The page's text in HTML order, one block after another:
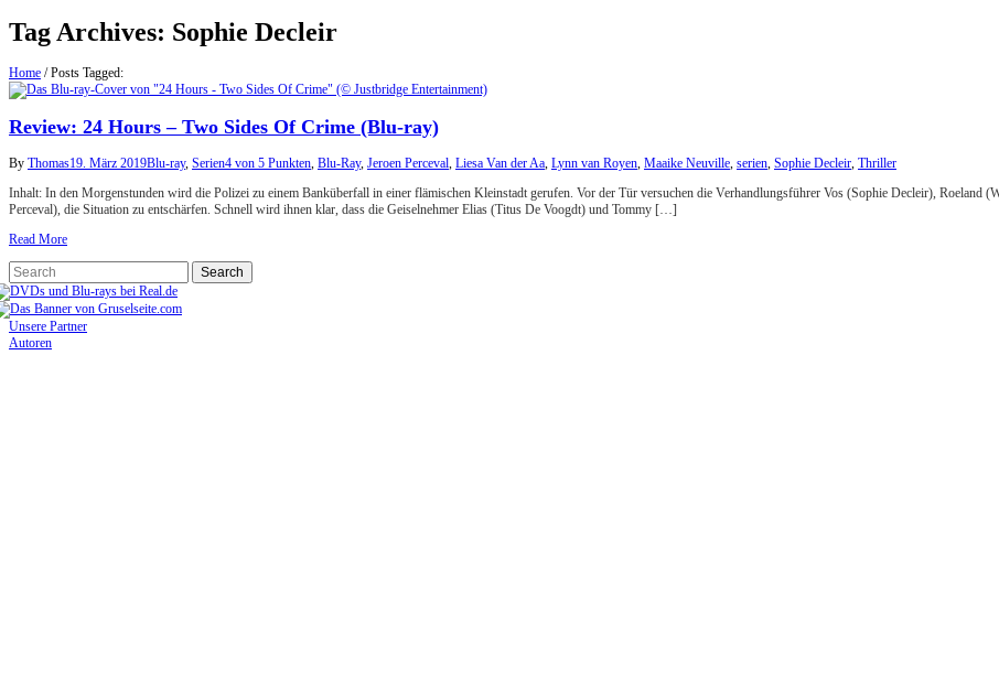
Tag Archives: Sophie Decleir
Home /Posts Tagged:
Review: 24 Hours – Two Sides Of Crime (Blu-ray)
By Thomas19. März 2019Blu-ray, Serien4 von 5 Punkten, Blu-Ray, Jeroen Perceval, Liesa Van der Aa, Lynn van Royen, Maaike Neuville, serien, Sophie Decleir, Thriller
Inhalt: In den Morgenstunden wird die Polizei zu einem Banküberfall in einer flämischen Kleinstadt gerufen. Vor der Tür versuchen die Verhandlungsführer Vos (Sophie Decleir),
Perceval), die Situation zu entschärfen. Schnell wird ihnen klar, dass die Geiselnehmer Elias (Titus De Voogdt) und Tommy […]
Read More
Unsere Partner
Autoren